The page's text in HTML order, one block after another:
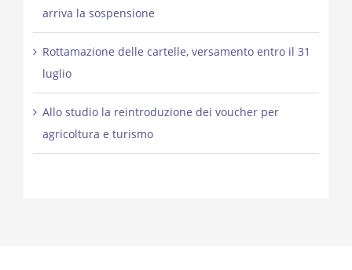
arriva la sospensione
Rottamazione delle cartelle, versamento entro il 31
luglio
Allo studio la reintroduzione dei voucher per
agricoltura e turismo